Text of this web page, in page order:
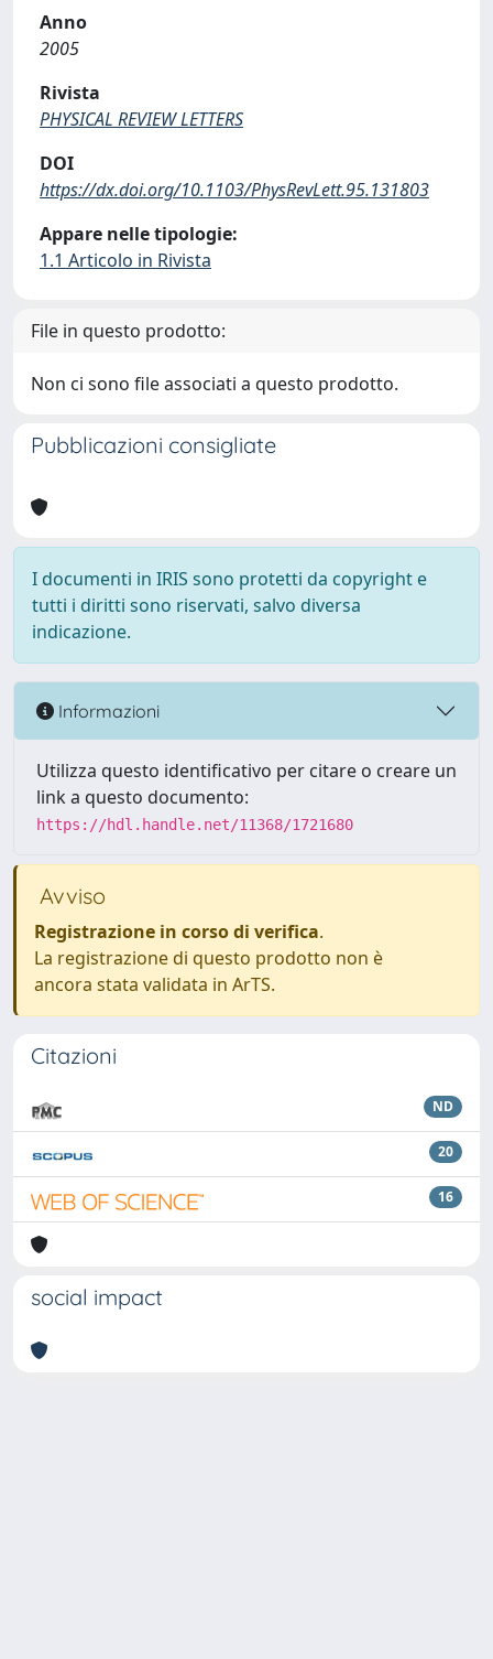
Anno
2005
Rivista
PHYSICAL REVIEW LETTERS
DOI
https://dx.doi.org/10.1103/PhysRevLett.95.131803
Appare nelle tipologie:
1.1 Articolo in Rivista
File in questo prodotto:
Non ci sono file associati a questo prodotto.
Pubblicazioni consigliate
I documenti in IRIS sono protetti da copyright e
tutti i diritti sono riservati, salvo diversa
indicazione.
Informazioni
Utilizza questo identificativo per citare o creare un
link a questo documento:
https://hdl.handle.net/11368/1721680
Avviso
Registrazione in corso di verifica.
La registrazione di questo prodotto non è
ancora stata validata in ArTS.
Citazioni
ND
20
16
social impact